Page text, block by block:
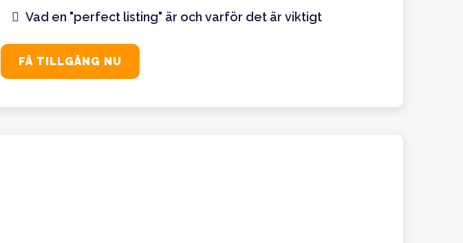
Vad en "perfect listing" är och varför det är viktigt
FÅ TILLGÅNG NU